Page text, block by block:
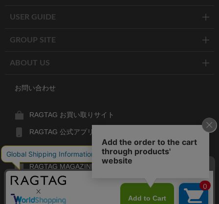
USER GUIDE
GROUP SITE
ABOUT US
お問い合わせ
RAGTAG お買い取りサイト
RAGTAG 公式アプリ
RAGTAG MEMBER'S CARD
RAGTAG MAGAZINE
RAGTAG Global